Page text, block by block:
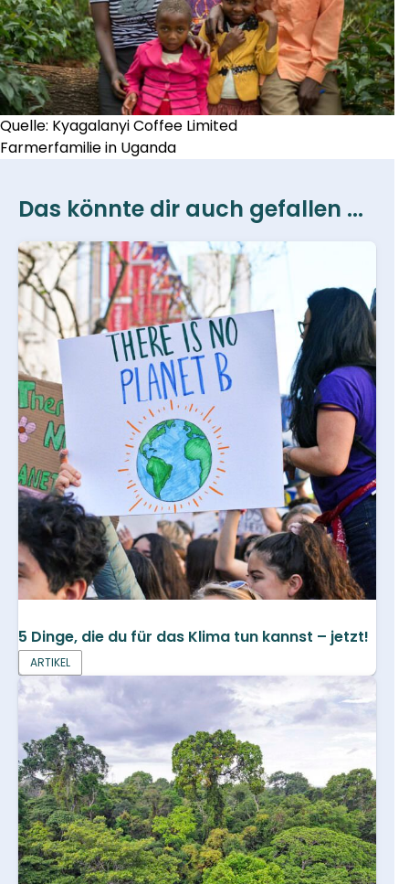
Quelle: Kyagalanyi Coffee Limited
Farmerfamilie in Uganda
Das könnte dir auch gefallen ...
5 Dinge, die du für das Klima tun kannst – jetzt!
ARTIKEL